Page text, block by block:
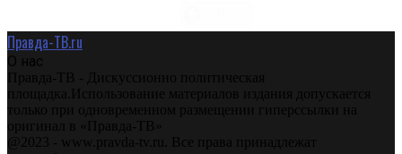
Правда-ТВ.ru
О нас
Правда-ТВ - Дискуссионно политическая
площадка.Использование материалов издания допускается
только при одновременном размещении гиперссылки на
оригинал в «Правда-ТВ»
@2023 - www.pravda-tv.ru. Все права принадлежат